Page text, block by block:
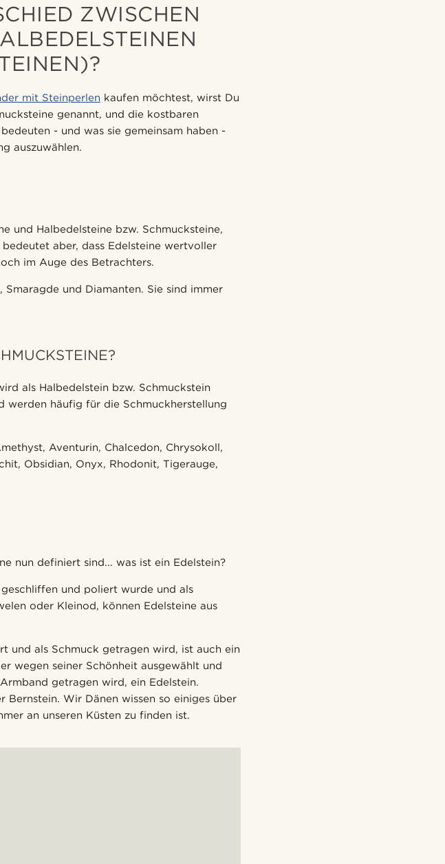
ZWISCHEN
mit Steinperlen kaufen möchtest, wirst Du
genannt, und die kostbaren
- und was sie gemeinsam haben -
auszuwählen.
und Halbedelsteine bzw. Schmucksteine,
aber, dass Edelsteine wertvoller
im Auge des Betrachters.
und Diamanten. Sie sind immer
als Halbedelstein bzw. Schmuckstein
werden häufig für die Schmuckherstellung
Aventurin, Chalcedon, Chrysokoll,
Obsidian, Onyx, Rhodonit, Tigerauge,
nun definiert sind... was ist ein Edelstein?
und poliert wurde und als
oder Kleinod, können Edelsteine aus
und als Schmuck getragen wird, ist auch ein
wegen seiner Schönheit ausgewählt und
getragen wird, ein Edelstein.
Bernstein. Wir Dänen wissen so einiges über
an unseren Küsten zu finden ist.